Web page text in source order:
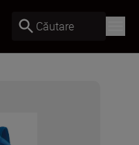
Căutare